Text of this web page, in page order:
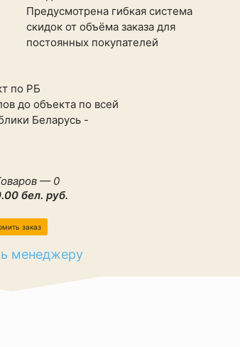
Предусмотрена гибкая система
скидок от объёма заказа для
постоянных покупателей
по РБ
до объекта по всей
Беларусь -
— 0
бел. руб.
заказ
менеджеру